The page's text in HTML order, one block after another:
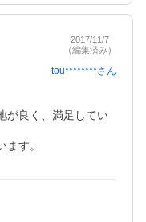
2017/11/7
（編集済み）
tou********さん
が良く、満足してい
す。